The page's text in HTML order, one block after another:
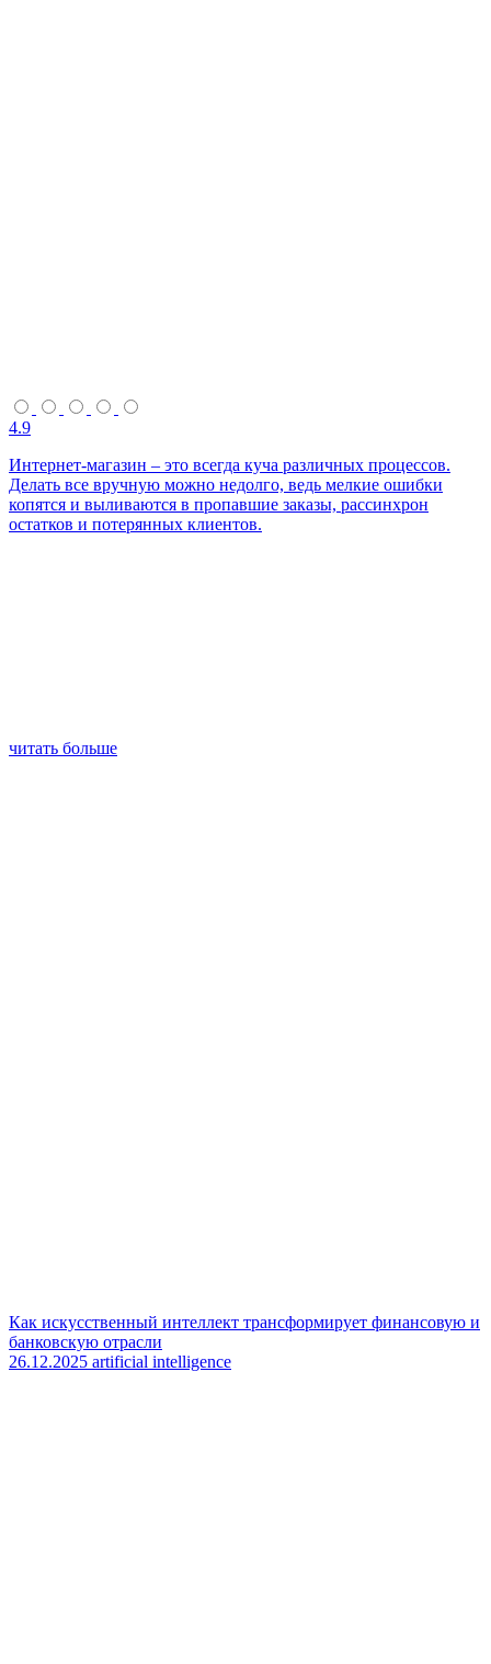
4.9
Интернет-магазин – это всегда куча различных процессов.
Делать все вручную можно недолго, ведь мелкие ошибки
копятся и выливаются в пропавшие заказы, рассинхрон
остатков и потерянных клиентов.
читать больше
Как искусственный интеллект трансформирует финансовую и
банковскую отрасли
26.12.2025 artificial intelligence